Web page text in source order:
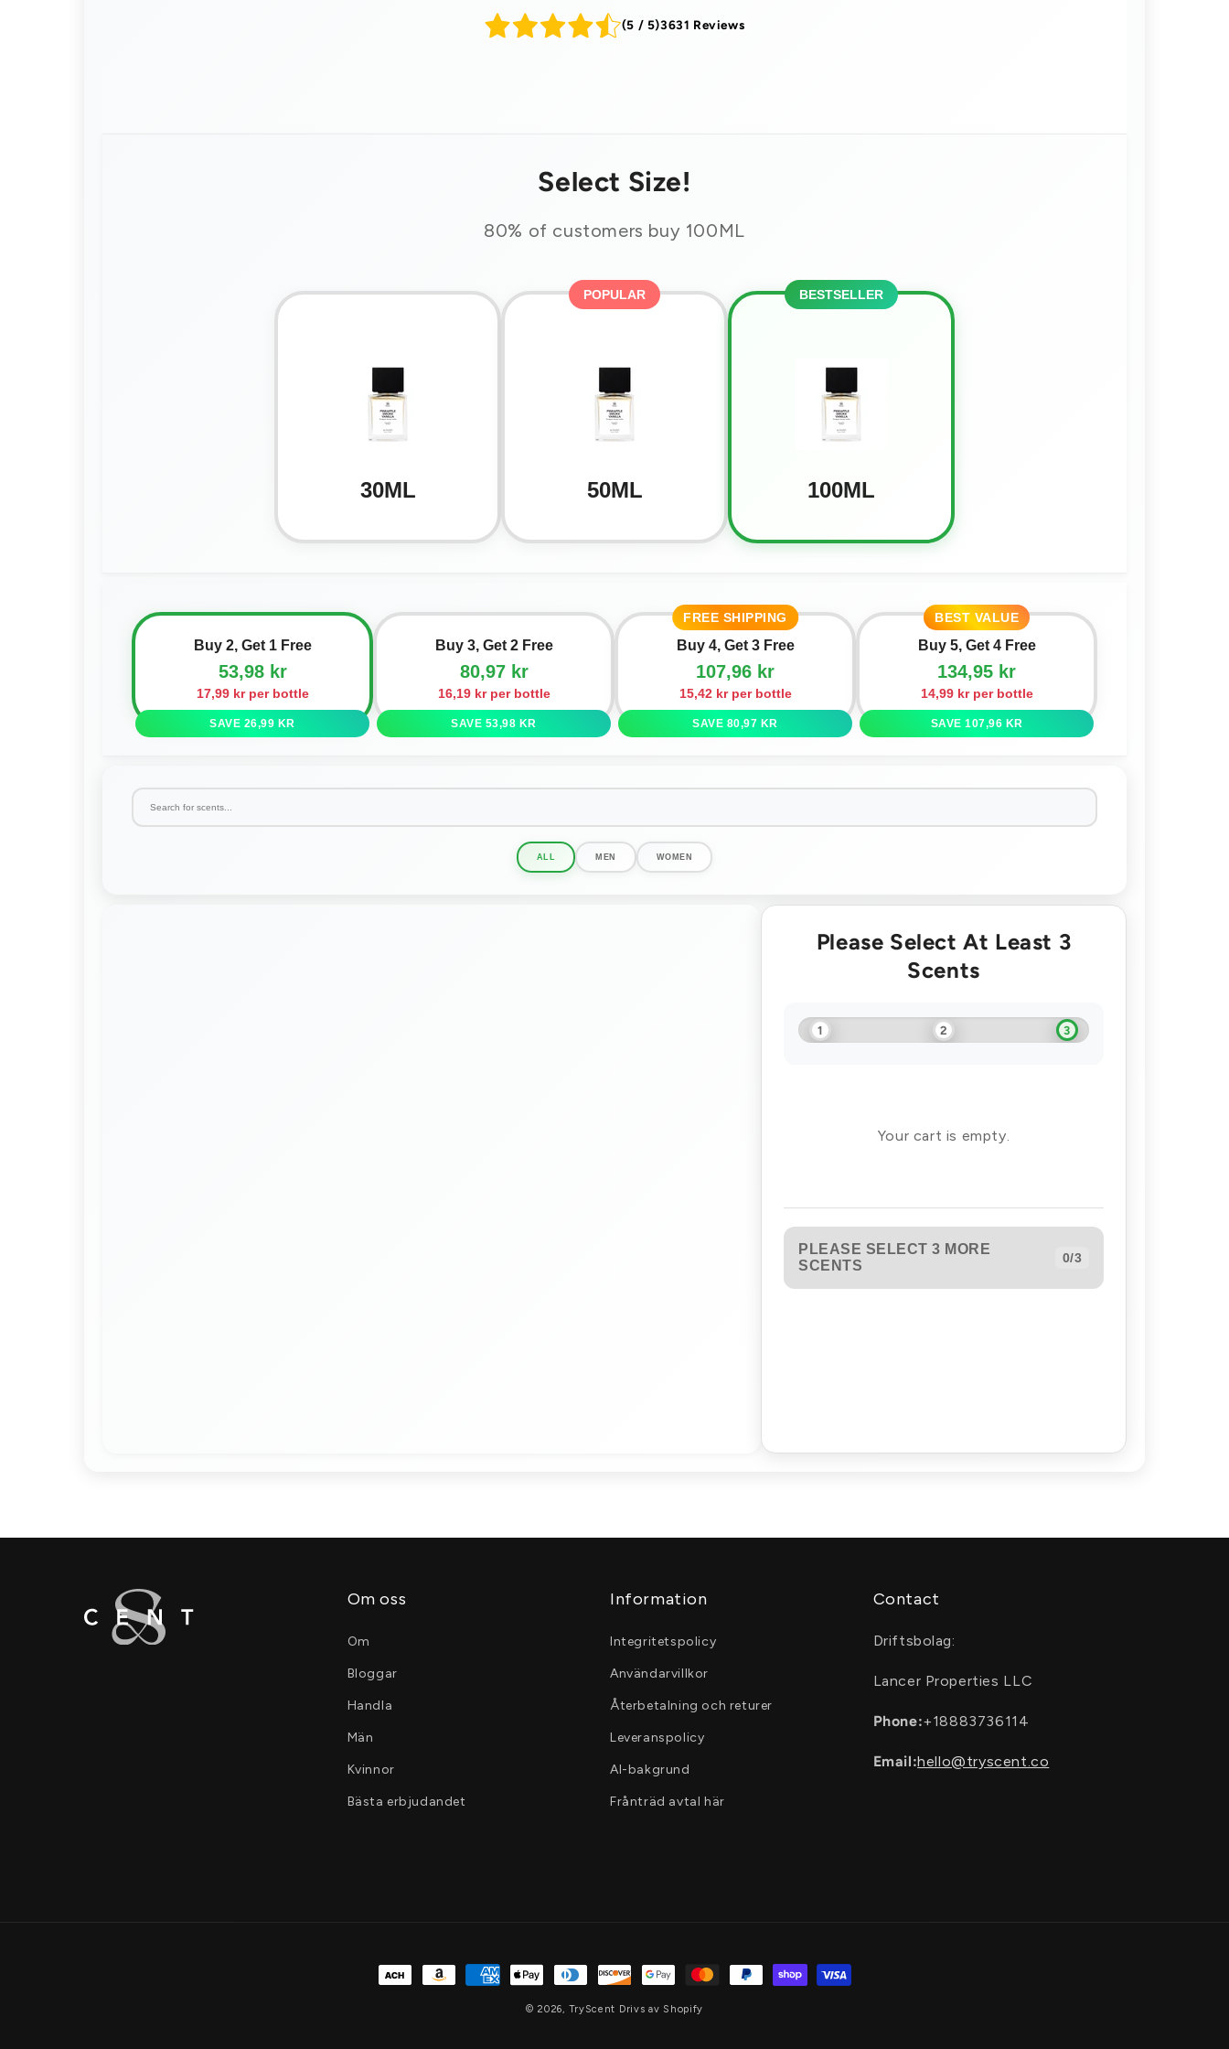
(5 / 5)3631 Reviews
Select Size!
80% of customers buy 100ML
30ML
POPULAR
50ML
BESTSELLER
100ML
Buy 2, Get 1 Free
53,98 kr
17,99 kr per bottle
SAVE 26,99 KR
Buy 3, Get 2 Free
80,97 kr
16,19 kr per bottle
SAVE 53,98 KR
FREE SHIPPING
Buy 4, Get 3 Free
107,96 kr
15,42 kr per bottle
SAVE 80,97 KR
BEST VALUE
Buy 5, Get 4 Free
134,95 kr
14,99 kr per bottle
SAVE 107,96 KR
ALL MEN WOMEN
Please Select At Least 3
Scents
1 2 3
Your cart is empty.
PLEASE SELECT 3 MORE
SCENTS
0/3
Om oss
Om
Bloggar
Handla
Män
Kvinnor
Bästa erbjudandet
Information
Integritetspolicy
Användarvillkor
Återbetalning och returer
Leveranspolicy
AI-bakgrund
Frånträd avtal här
Contact
Driftsbolag:
Lancer Properties LLC
Phone:+18883736114
Email:hello@tryscent.co
Betalningsmetoder
© 2026, TryScent Drivs av Shopify